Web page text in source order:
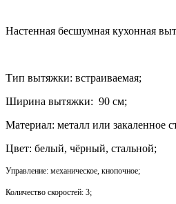
Настенная бесшумная кухонная
Тип вытяжки: встраиваемая;
Ширина вытяжки: 90 см;
Материал: металл или закаленное
Цвет: белый, чёрный, стальной;
Управление: механическое, кнопочное​;
Количество скоростей: 3;